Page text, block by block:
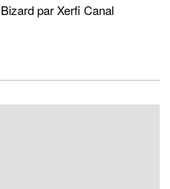
par Xerfi Canal